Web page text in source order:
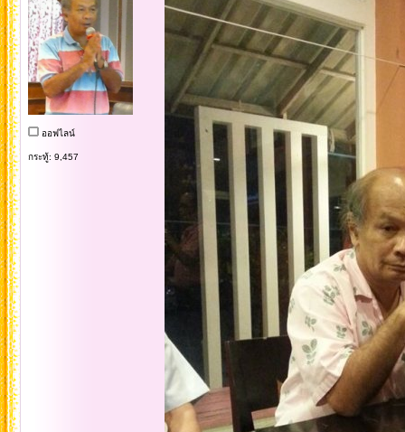
ออฟไลน์
กระทู้: 9,457